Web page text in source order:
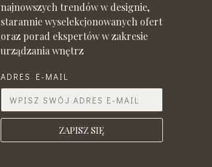
najnowszych trendów w designie,
starannie wyselekcjonowanych ofert
oraz porad ekspertów w zakresie
urządzania wnętrz
ADRES E-MAIL
ZAPISZ SIĘ